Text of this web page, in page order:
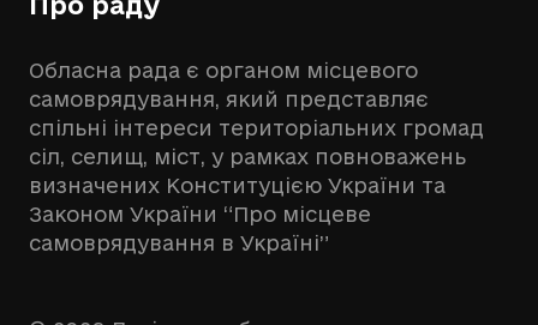
Обласна рада є органом місцевого
самоврядування, який представляє
спільні інтереси територіальних громад
сіл, селищ, міст, у рамках повноважень
визначених Конституцією України та
Законом України “Про місцеве
самоврядування в Україні”